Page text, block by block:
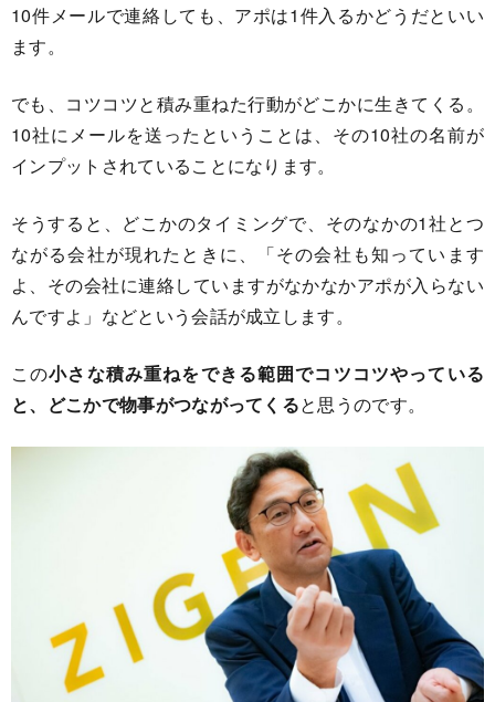
10件メールで連絡しても、アポは1件入るかどうだといい
ます。
でも、コツコツと積み重ねた行動がどこかに生きてくる。
10社にメールを送ったということは、その10社の名前が
インプットされていることになります。
そうすると、どこかのタイミングで、そのなかの1社とつ
ながる会社が現れたときに、「その会社も知っています
よ、その会社に連絡していますがなかなかアポが入らない
んですよ」などという会話が成立します。
この小さな積み重ねをできる範囲でコツコツやっている
と、どこかで物事がつながってくると思うのです。